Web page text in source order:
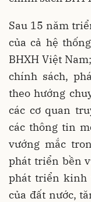
Sau 15 năm
của cả hệ
BHXH Việt
chính sách,
theo hướng
các cơ quan
các thông tin
vướng mắc
phát triển bền
phát triển kinh
của đất nước,